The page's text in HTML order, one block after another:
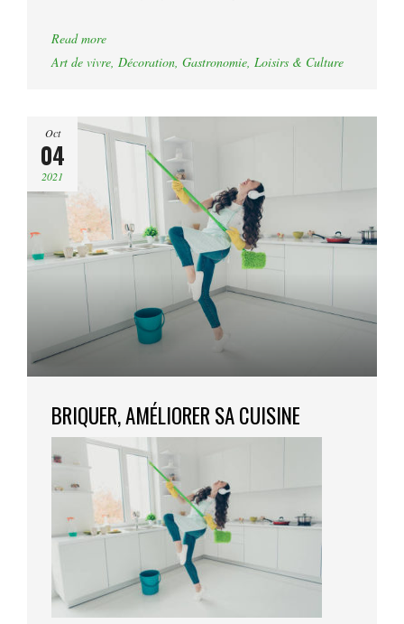
Read more
Art de vivre, Décoration, Gastronomie, Loisirs & Culture
Oct
04
2021
BRIQUER, AMÉLIORER SA CUISINE